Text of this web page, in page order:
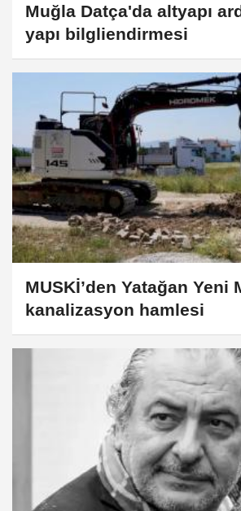
Muğla Datça'da altyapı
yapı bilgliendirmesi
MUSKİ’den Yatağan Yeni
kanalizasyon hamlesi